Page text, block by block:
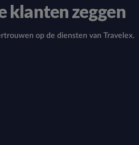
klanten zeggen
op de diensten van Travelex.